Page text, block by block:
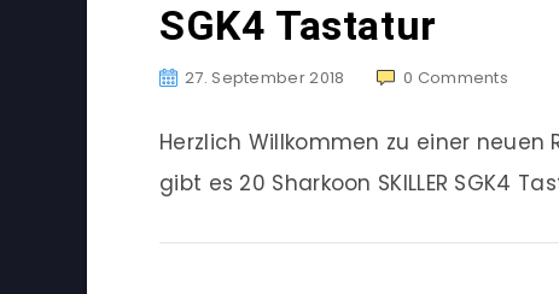
SGK4 Tastatur
27. September 2018 0 Comments
Herzlich Willkommen zu einer neuen
gibt es 20 Sharkoon SKILLER SGK4